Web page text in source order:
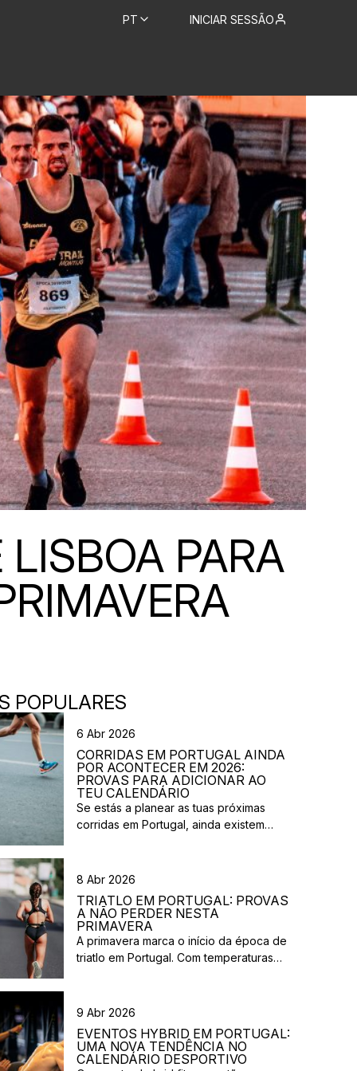
PT INICIAR SESSÃO
PARA
POPULARES
6 Abr 2026
CORRIDAS EM PORTUGAL AINDA
POR ACONTECER EM 2026:
PROVAS PARA ADICIONAR AO
TEU CALENDÁRIO
Se estás a planear as tuas próximas
corridas em Portugal, ainda existem
eventos solidários e provas em
para atletas com vários níveis de
experiência. Nesta lista reunimos
algumas corridas que ainda vão
acontecer em 2026 e que […]
8 Abr 2026
TRIATLO EM PORTUGAL: PROVAS
A NÃO PERDER NESTA
PRIMAVERA
A primavera marca o início da época de
triatlo em Portugal. Com temperaturas
esta é uma excelente altura para planear
teu primeiro triatlo. Entre provas de
longa distância, eventos costeiros e
9 Abr 2026
EVENTOS HYBRID EM PORTUGAL:
UMA NOVA TENDÊNCIA NO
CALENDÁRIO DESPORTIVO